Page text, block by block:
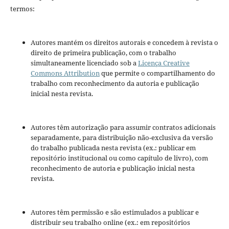
termos:
Autores mantém os direitos autorais e concedem à revista o
direito de primeira publicação, com o trabalho
simultaneamente licenciado sob aLicença Creative
Commons Attributionque permite o compartilhamento do
trabalho com reconhecimento da autoria e publicação
inicial nesta revista.
Autores têm autorização para assumir contratos adicionais
separadamente, para distribuição não-exclusiva da versão
do trabalho publicada nesta revista (ex.: publicar em
repositório institucional ou como capítulo de livro), com
reconhecimento de autoria e publicação inicial nesta
revista.
Autores têm permissão e são estimulados a publicar e
distribuir seu trabalho online (ex.: em repositórios